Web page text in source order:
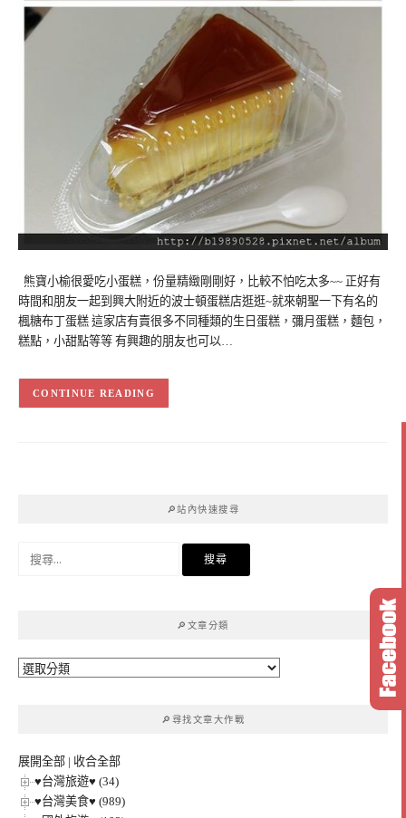
熊寶小榆很愛吃小蛋糕，份量精緻剛剛好，比較不怕吃太多~~ 正好有
時間和朋友一起到興大附近的波士頓蛋糕店逛逛~就來朝聖一下有名的
楓糖布丁蛋糕 這家店有賣很多不同種類的生日蛋糕，彌月蛋糕，麵包，
糕點，小甜點等等 有興趣的朋友也可以…
CONTINUE READING
🔎站內快速搜尋
🔎文章分類
🔎
🔎尋找文章大作戰
展開全部 | 收合全部
♥台灣旅遊♥ (34)
♥台灣美食♥ (989)